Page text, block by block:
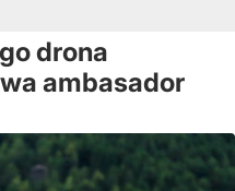
drona
ambasador